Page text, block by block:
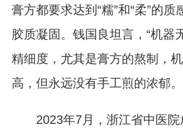
膏方都要求达到“糯”和“柔”的质
胶质凝固。钱国良坦言，“机器
精细度，尤其是膏方的熬制，
高，但永远没有手工煎的浓郁。
2023年7月，浙江省中医院